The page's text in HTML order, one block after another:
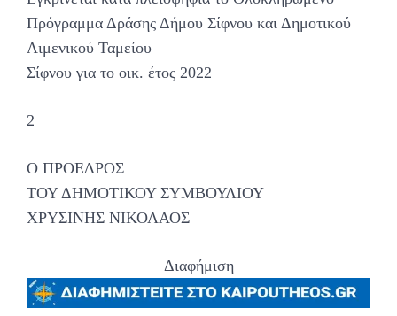
Πρόγραμμα Δράσης Δήμου Σίφνου και Δημοτικού
Λιμενικού Ταμείου
Σίφνου για το οικ. έτος 2022
2
Ο ΠΡΟΕΔΡΟΣ
ΤΟΥ ΔΗΜΟΤΙΚΟΥ ΣΥΜΒΟΥΛΙΟΥ
ΧΡΥΣΙΝΗΣ ΝΙΚΟΛΑΟΣ
Διαφήμιση